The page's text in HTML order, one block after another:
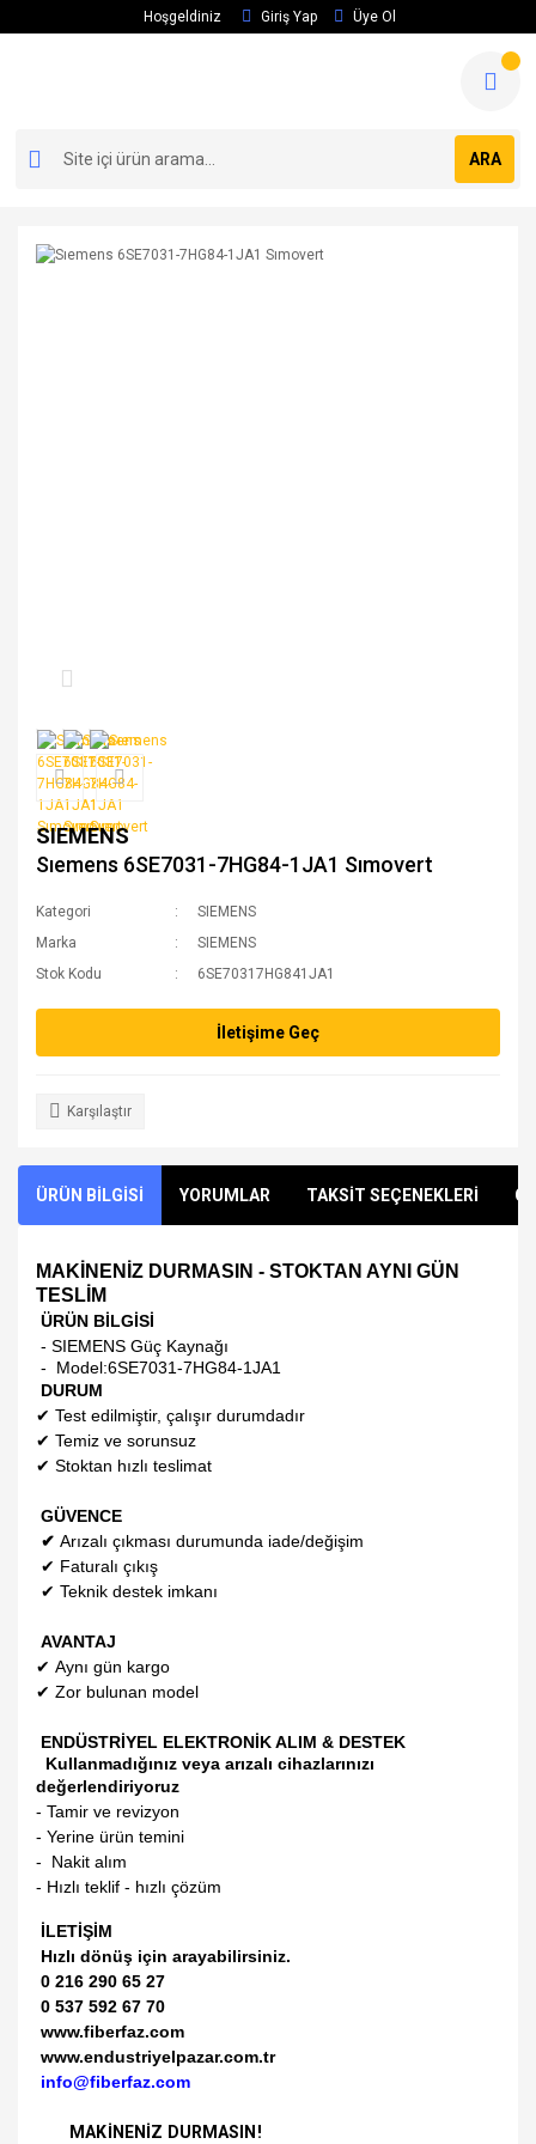
Hoşgeldiniz Giriş Yap Üye Ol
ARA
SIEMENS
Sıemens 6SE7031-7HG84-1JA1 Sımovert
Kategori
SIEMENS
Marka
SIEMENS
Stok Kodu
6SE70317HG841JA1
İletişime Geç
Karşılaştır
ÜRÜN BİLGİSİ YORUMLAR TAKSİT SEÇENEKLERİ
MAKİNENİZ DURMASIN - STOKTAN AYNI GÜN
TESLİM
ÜRÜN BİLGİSİ
- SIEMENS Güç Kaynağı
- Model:6SE7031-7HG84-1JA1
DURUM
✔ Test edilmiştir, çalışır durumdadır
✔ Temiz ve sorunsuz
✔ Stoktan hızlı teslimat
GÜVENCE
✔ Arızalı çıkması durumunda iade/değişim
✔ Faturalı çıkış
✔ Teknik destek imkanı
AVANTAJ
✔ Aynı gün kargo
✔ Zor bulunan model
ENDÜSTRİYEL ELEKTRONİK ALIM & DESTEK
Kullanmadığınız veya arızalı cihazlarınızı
değerlendiriyoruz
- Tamir ve revizyon
- Yerine ürün temini
- Nakit alım
- Hızlı teklif - hızlı çözüm
İLETİŞİM
Hızlı dönüş için arayabilirsiniz.
0 216 290 65 27
0 537 592 67 70
www.fiberfaz.com
www.endustriyelpazar.com.tr
info@fiberfaz.com
MAKİNENİZ DURMASIN!